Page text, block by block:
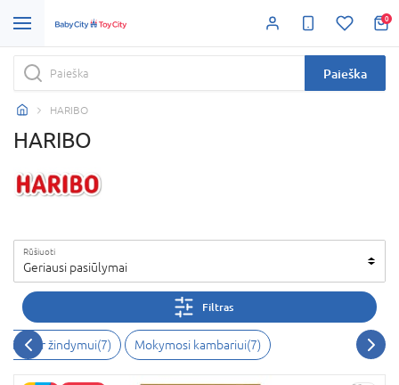
0
Paieška
HARIBO
HARIBO
Rūšiuoti
Geriausi pasiūlymai
Filtras
ir žindymui(7) Mokymosi kambariui(7)